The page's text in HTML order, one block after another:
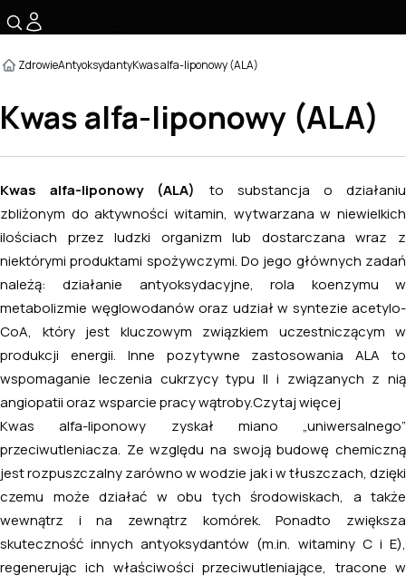
ZdrowieAntyoksydantyKwas alfa-liponowy (ALA)
Kwas alfa-liponowy (ALA)
Kwas alfa-liponowy (ALA)
to substancja o działaniu
zbliżonym do aktywności witamin, wytwarzana w niewielkich
ilościach przez ludzki organizm lub dostarczana wraz z
niektórymi produktami spożywczymi. Do jego głównych zadań
należą: działanie antyoksydacyjne, rola koenzymu w
metabolizmie węglowodanów oraz udział w syntezie acetylo-
CoA, który jest kluczowym związkiem uczestniczącym w
produkcji energii. Inne pozytywne zastosowania ALA to
wspomaganie leczenia cukrzycy typu II i związanych z nią
angiopatii oraz wsparcie pracy wątroby.Czytaj więcej
Kwas alfa-liponowy zyskał miano „uniwersalnego”
przeciwutleniacza. Ze względu na swoją budowę chemiczną
jest rozpuszczalny zarówno w wodzie jak i w tłuszczach, dzięki
czemu może działać w obu tych środowiskach, a także
wewnątrz i na zewnątrz komórek. Ponadto zwiększa
skuteczność innych antyoksydantów (m.in. witaminy C i E),
regenerując ich właściwości przeciwutleniające, tracone w